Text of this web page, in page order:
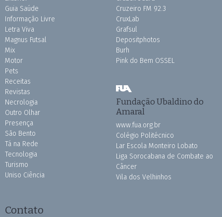
Guia Saúde
Informação Livre
Letra Viva
Magnus Futsal
Mix
Motor
Pets
Receitas
Revistas
Necrologia
Outro Olhar
Presença
São Bento
Tá na Rede
Tecnologia
Turismo
Uniso Ciência
Cruzeiro FM 92.3
CruxLab
Grafsul
Depositphotos
Burh
Pink do Bem OSSEL
Fundação Ubaldino do
Amaral
www.fua.org.br
Colégio Politécnico
Lar Escola Monteiro Lobato
Liga Sorocabana de Combate ao
Câncer
Vila dos Velhinhos
Contato